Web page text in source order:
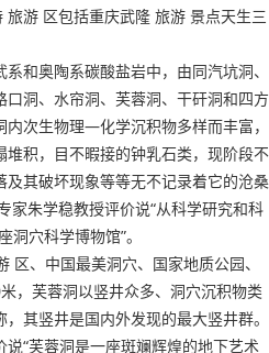
游 区包括重庆武隆 旅游 景点天生三
和奥陶系碳酸盐岩中，由同汽坑洞、
洞、水帘洞、芙蓉洞、干矸洞和四方
次生物理—化学沉积物多样而丰富，
积，目不暇接的钟乳石类，现阶段不
其破坏现象等等无不记录着它的沧桑
家朱学稳教授评价说“从科学研究和科
穴科学博物馆”。
、中国最美洞穴、国家地质公园、
，芙蓉洞以竖井众多、洞穴沉积物类
其竖井是国内外发现的最大竖井群。
“芙蓉洞是一座斑斓辉煌的地下艺术